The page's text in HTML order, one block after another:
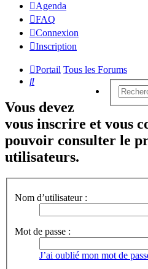
Agenda
FAQ
Connexion
Inscription
Portail Tous les Forums
Rechercher
Vous devez
vous inscrire et vous
pouvoir consulter le
utilisateurs.
Nom d’utilisateur :
Mot de passe :
J’ai oublié mon mot de